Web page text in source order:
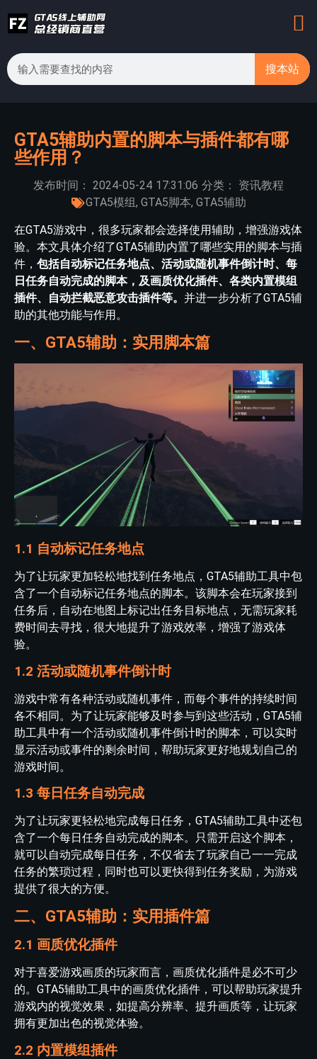
搜本站
GTA5辅助内置的脚本与插件都有哪
些作用？
发布时间： 2024-05-24 17:31:06 分类：
资讯教程
GTA5模组, GTA5脚本, GTA5辅助
在GTA5游戏中，很多玩家都会选择使用辅助，增强游戏体
验。本文具体介绍了GTA5辅助内置了哪些实用的脚本与插
件， 包括自动标记任务地点、活动或随机事件倒计时、每
日任务自动完成的脚本，及画质优化插件、各类内置模组
插件、自动拦截恶意攻击插件等。 并进一步分析了GTA5辅
助的其他功能与作用。
一、GTA5辅助：实用脚本篇
1.1 自动标记任务地点
为了让玩家更加轻松地找到任务地点，GTA5辅助工具中包
含了一个自动标记任务地点的脚本。该脚本会在玩家接到
任务后，自动在地图上标记出任务目标地点，无需玩家耗
费时间去寻找，很大地提升了游戏效率，增强了游戏体
验。
1.2 活动或随机事件倒计时
游戏中常有各种活动或随机事件，而每个事件的持续时间
各不相同。为了让玩家能够及时参与到这些活动，GTA5辅
助工具中有一个活动或随机事件倒计时的脚本，可以实时
显示活动或事件的剩余时间，帮助玩家更好地规划自己的
游戏时间。
1.3 每日任务自动完成
为了让玩家更轻松地完成每日任务，GTA5辅助工具中还包
含了一个每日任务自动完成的脚本。只需开启这个脚本，
就可以自动完成每日任务，不仅省去了玩家自己一一完成
任务的繁琐过程，同时也可以更快得到任务奖励，为游戏
提供了很大的方便。
二、GTA5辅助：实用插件篇
2.1 画质优化插件
对于喜爱游戏画质的玩家而言，画质优化插件是必不可少
的。GTA5辅助工具中的画质优化插件，可以帮助玩家提升
游戏内的视觉效果，如提高分辨率、提升画质等，让玩家
拥有更加出色的视觉体验。
2.2 内置模组插件